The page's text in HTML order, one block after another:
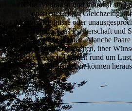
Nähe, Vertrauen und Intimität sind
unserem Leben. Gleichzeitig
Missverständnisse oder
führen, dass Partnerschaft und
Gleichgewicht geraten. Manche
haben Schwierigkeiten, über
sprechen. Auch Themen rund um
Zufriedenheit können